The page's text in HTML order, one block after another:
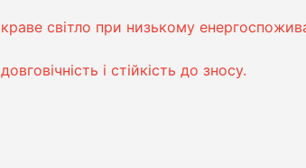
світло при низькому
і стійкість до зносу.